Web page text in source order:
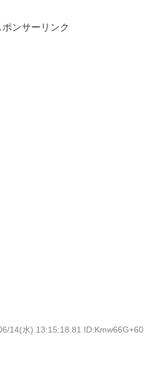
ポンサーリンク
14(水) 13:15:18.81 ID:Kmw66G+60